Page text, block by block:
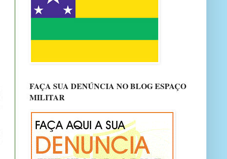
FAÇA SUA DENÚNCIA NO BLOG ESPAÇO
MILITAR